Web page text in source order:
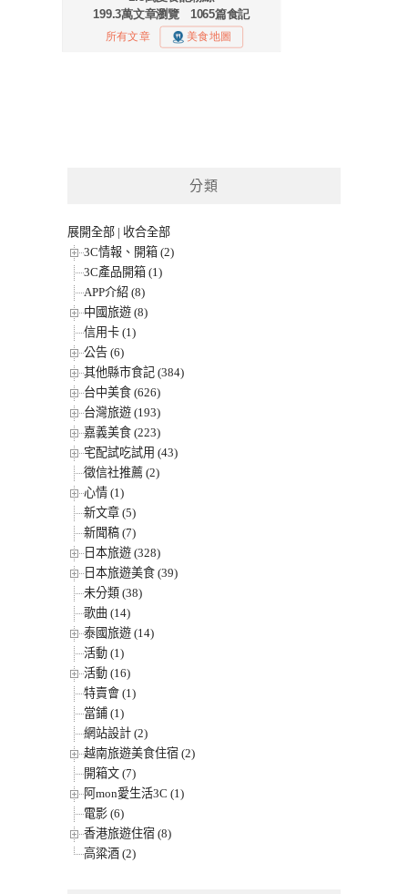
分類
展開全部 | 收合全部
3C情報、開箱 (2)
3C產品開箱 (1)
APP介紹 (8)
中國旅遊 (8)
信用卡 (1)
公告 (6)
其他縣市食記 (384)
台中美食 (626)
台灣旅遊 (193)
嘉義美食 (223)
宅配試吃試用 (43)
徵信社推薦 (2)
心情 (1)
新文章 (5)
新聞稿 (7)
日本旅遊 (328)
日本旅遊美食 (39)
未分類 (38)
歌曲 (14)
泰國旅遊 (14)
活動 (1)
活動 (16)
特賣會 (1)
當鋪 (1)
網站設計 (2)
越南旅遊美食住宿 (2)
開箱文 (7)
阿mon愛生活3C (1)
電影 (6)
香港旅遊住宿 (8)
高粱酒 (2)